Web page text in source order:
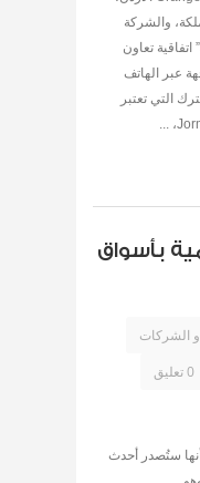
والشركة
المركزية للتجارة الإلكترونية “Jormall” اتفاقية تعاون
عبر الهاتف
التي تعتبر
بأسواق
و الشركات
0 تعليق
ستُصدر أحدث